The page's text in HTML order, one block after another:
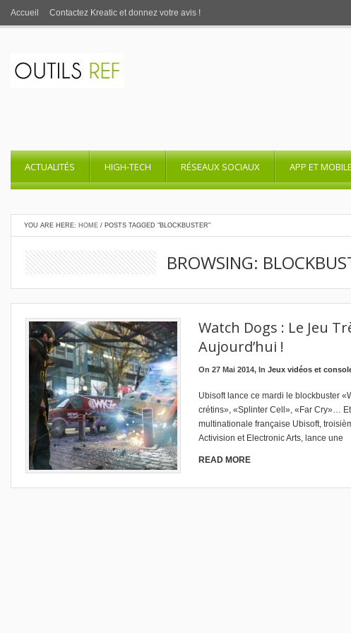
Accueil Contactez Kreatic et donnez votre avis !
ACTUALITÉS HIGH-TECH RÉSEAUX SOCIAUX APP ET MOBILE
YOU ARE HERE: HOME / POSTS TAGGED "BLOCKBUSTER"
BROWSING:
Watch Dogs : Le Jeu
Aujourd’hui !
On 27 Mai 2014, In Jeux vidéos et
Ubisoft lance ce mardi le blockbuster
crétins», «Splinter Cell», «Far Cry»…
multinationale française Ubisoft,
Activision et Electronic Arts, lance une
READ MORE